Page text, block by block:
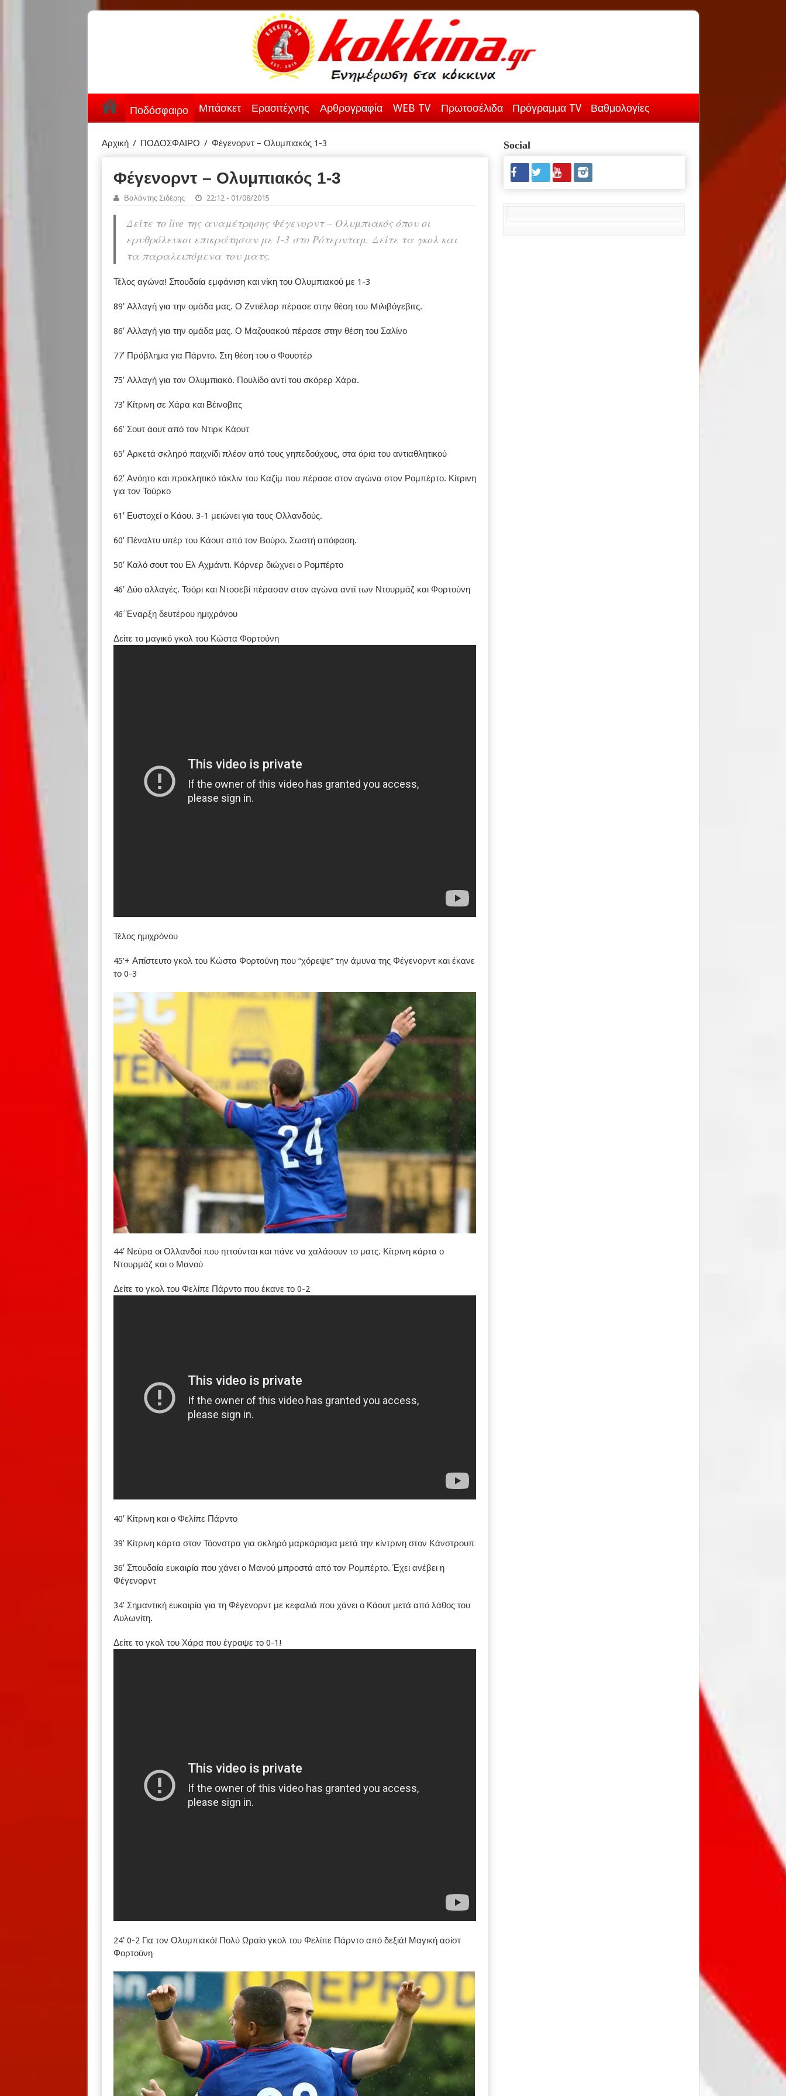
Ποδόσφαιρο Μπάσκετ Ερασιτέχνης Αρθρογραφία WEB TV Πρωτοσέλιδα Πρόγραμμα TV Βαθμολογίες
Αρχική / ΠΟΔΟΣΦΑΙΡΟ / Φέγενορντ – Ολυμπιακός 1-3
Φέγενορντ – Ολυμπιακός 1-3
Βαλάντης Σιδέρης 22:12 - 01/08/2015
Δείτε το live της αναμέτρησης Φέγενορντ – Ολυμπιακός όπου οι
ερυθρόλευκοι επικράτησαν με 1-3 στο Ρότερνταμ. Δείτε τα γκολ και
τα παραλειπόμενα του ματς.
Τέλος αγώνα! Σπουδαία εμφάνιση και νίκη του Ολυμπιακού με 1-3
89′ Αλλαγή για την ομάδα μας. Ο Ζντιέλαρ πέρασε στην θέση του Mιλιβόγεβιτς.
86′ Αλλαγή για την ομάδα μας. Ο Μαζουακού πέρασε στην θέση του Σαλίνο
77′ Πρόβλημα για Πάρντο. Στη θέση του ο Φουστέρ
75′ Αλλαγή για τον Ολυμπιακό. Πουλίδο αντί του σκόρερ Χάρα.
73′ Κίτρινη σε Χάρα και Βέινοβιτς
66′ Σουτ άουτ από τον Ντιρκ Κάουτ
65′ Αρκετά σκληρό παιχνίδι πλέον από τους γηπεδούχους, στα όρια του αντιαθλητικού
62′ Ανόητο και προκλητικό τάκλιν του Καζίμ που πέρασε στον αγώνα στον Ρομπέρτο. Κίτρινη
για τον Τούρκο
61′ Ευστοχεί ο Κάου. 3-1 μειώνει για τους Ολλανδούς.
60′ Πέναλτυ υπέρ του Κάουτ από τον Βούρο. Σωστή απόφαση.
50′ Καλό σουτ του Ελ Αχμάντι. Κόρνερ διώχνει ο Ρομπέρτο
46′ Δύο αλλαγές. Τσόρι και Ντοσεβί πέρασαν στον αγώνα αντί των Ντουρμάζ και Φορτούνη
46΄Έναρξη δευτέρου ημιχρόνου
Δείτε το μαγικό γκολ του Κώστα Φορτούνη
Τέλος ημιχρόνου
45’+ Απίστευτο γκολ του Κώστα Φορτούνη που “χόρεψε” την άμυνα της Φέγενορντ και έκανε
το 0-3
44′ Νεύρα οι Ολλανδοί που ηττούνται και πάνε να χαλάσουν το ματς. Κίτρινη κάρτα ο
Ντουρμάζ και ο Μανού
Δείτε το γκολ του Φελίπε Πάρντο που έκανε το 0-2
40′ Κίτρινη και ο Φελίπε Πάρντο
39′ Κίτρινη κάρτα στον Τόονστρα για σκληρό μαρκάρισμα μετά την κίντρινη στον Κάνστρουπ
36′ Σπουδαία ευκαιρία που χάνει ο Μανού μπροστά από τον Ρομπέρτο. Έχει ανέβει η
Φέγενορντ
34′ Σημαντική ευκαιρία για τη Φέγενορντ με κεφαλιά που χάνει ο Κάουτ μετά από λάθος του
Αυλωνίτη.
Δείτε το γκολ του Χάρα που έγραψε το 0-1!
24′ 0-2 Για τον Ολυμπιακό! Πολύ Ωραίο γκολ του Φελίπε Πάρντο από δεξιά! Μαγική ασίστ
Φορτούνη
Social